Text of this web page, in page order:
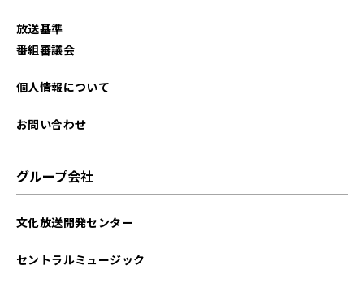
放送基準
番組審議会
個人情報について
お問い合わせ
グループ会社
文化放送開発センター
セントラルミュージック